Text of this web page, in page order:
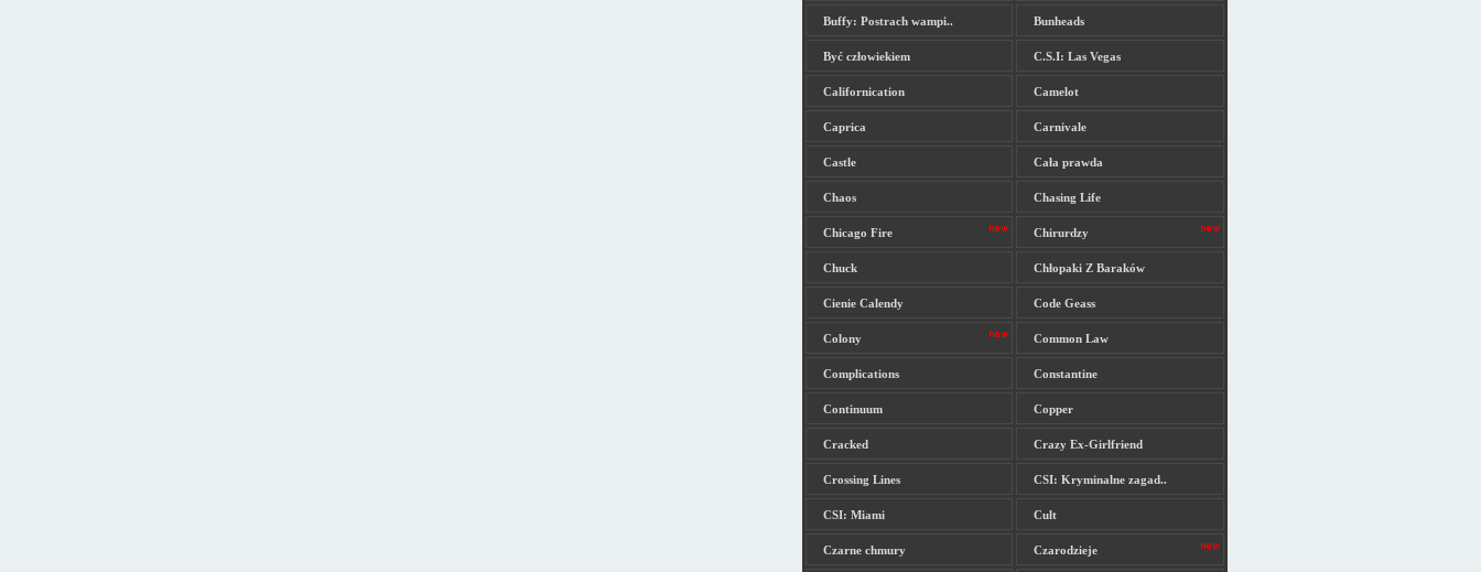
Buffy: Postrach wampi.. Bunheads
Być człowiekiem C.S.I: Las Vegas
Californication Camelot
Caprica Carnivale
Castle Cała prawda
Chaos Chasing Life
Chicago Fire Chirurdzy
Chuck Chłopaki Z Baraków
Cienie Calendy Code Geass
Colony Common Law
Complications Constantine
Continuum Copper
Cracked Crazy Ex-Girlfriend
Crossing Lines CSI: Kryminalne zagad..
CSI: Miami Cult
Czarne chmury Czarodzieje